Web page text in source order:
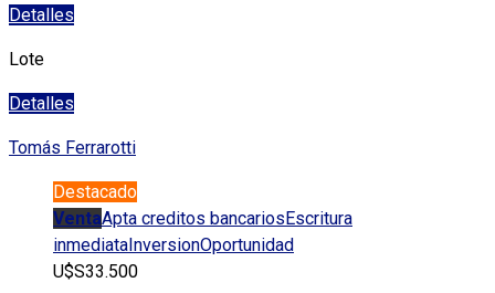
Detalles
Lote
Detalles
Tomás Ferrarotti
Destacado
VentaApta creditos bancariosEscritura
inmediataInversionOportunidad
U$S33.500